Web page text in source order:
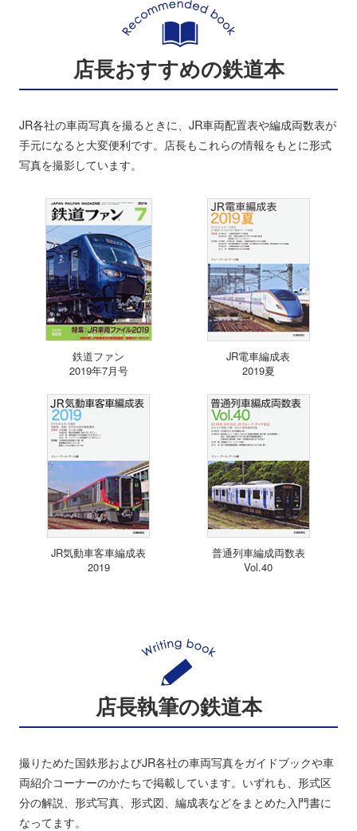
店長おすすめの鉄道本
JR各社の車両写真を撮るときに、JR車両配置表や編成両数表が
手元になると大変便利です。店長もこれらの情報をもとに形式
写真を撮影しています。
鉄道ファン
2019年7月号
JR電車編成表
2019夏
JR気動車客車編成表
2019
普通列車編成両数表
Vol.40
店長執筆の鉄道本
撮りためた国鉄形およびJR各社の車両写真をガイドブックや車
両紹介コーナーのかたちで掲載しています。いずれも、形式区
分の解説、形式写真、形式図、編成表などをまとめた入門書に
なってます。